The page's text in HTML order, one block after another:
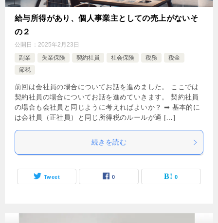
給与所得があり、個人事業主としての売上がないそ
の２
公開日： 2025年2月23日
副業
失業保険 契約社員 社会保険 税務
税金
節税
前回は会社員の場合についてお話を進めました。 ここでは
契約社員の場合についてお話を進めていきます。 契約社員
の場合も会社員と同じように考えればよいか？ ➡ 基本的に
は会社員（正社員）と同じ所得税のルールが適 […]
続きを読む
Tweet 0 0